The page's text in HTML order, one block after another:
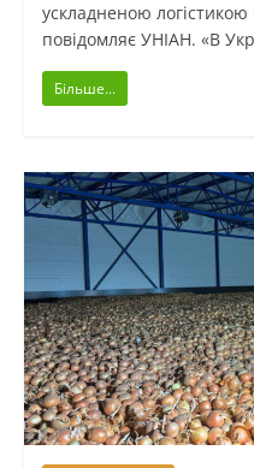
ускладненою
повідомляє УНІАН. «В
Більше...